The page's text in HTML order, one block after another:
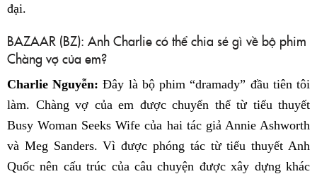
đại.
BAZAAR (BZ): Anh Charlie có thể chia sẻ gì về bộ phim
Chàng vợ của em?
Charlie Nguyễn: Đây là bộ phim “dramady” đầu tiên tôi
làm. Chàng vợ của em được chuyển thể từ tiểu thuyết
Busy Woman Seeks Wife của hai tác giả Annie Ashworth
và Meg Sanders. Vì được phóng tác từ tiểu thuyết Anh
Quốc nên cấu trúc của câu chuyện được xây dựng khác